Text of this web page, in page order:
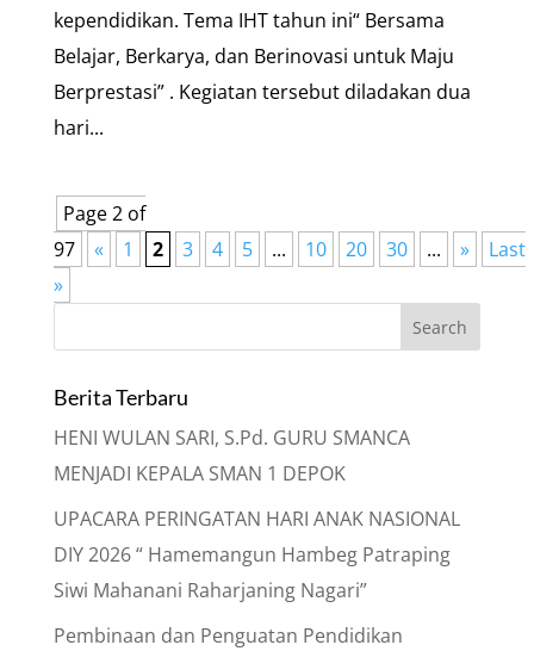
kependidikan. Tema IHT tahun ini“ Bersama
Belajar, Berkarya, dan Berinovasi untuk Maju
Berprestasi” . Kegiatan tersebut diladakan dua
hari...
Page 2 of
97
« 1 2 3 4 5 ... 10 20 30 ... »
Last
»
Berita Terbaru
HENI WULAN SARI, S.Pd. GURU SMANCA
MENJADI KEPALA SMAN 1 DEPOK
UPACARA PERINGATAN HARI ANAK NASIONAL
DIY 2026 “ Hamemangun Hambeg Patraping
Siwi Mahanani Raharjaning Nagari”
Pembinaan dan Penguatan Pendidikan